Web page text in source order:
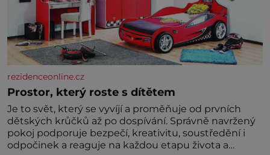
rezidenceonline.cz
Prostor, který roste s dítětem
Je to svět, který se vyvíjí a proměňuje od prvních
dětských krůčků až po dospívání. Správně navržený
pokoj podporuje bezpečí, kreativitu, soustředění i
odpočinek a reaguje na každou etapu života a